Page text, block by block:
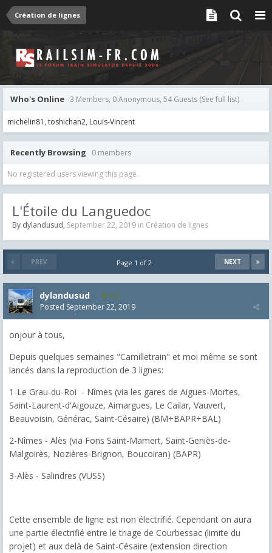
Création de lignes
Who's Online 3 Members, 0 Anonymous, 54 Guests (See full list)
michelin81 toshichan2 Louis-Vincent
Recently Browsing 0 members
No registered users viewing this page.
L'Étoile du Languedoc
By dylandusud, September 22, 2019 in Création de lignes
PREV NEXT
Page 1 of 2
dylandusud 121
Posted September 22, 2019
onjour à tous,
Depuis quelques semaines "Camilletrain" et moi même se sont
lancés dans la reproduction de 3 lignes:
1-Le Grau-du-Roi - Nîmes (via les gares de Aigues-Mortes,
Saint-Laurent-d'Aigouze, Aimargues, Le Cailar, Vauvert,
Beauvoisin, Générac, Saint-Césaire) (BM+BAPR+BAL)
2-Nîmes - Alès (via Fons Saint-Mamert, Saint-Geniès-de-
Malgoirès, Nozières-Brignon, Boucoiran) (BAPR)
3-Alès - Salindres (VUSS)
Cette ensemble de ligne est non électrifié. Cependant on aura
une partie électrifié entre le triage de Courbessac (limite du
projet) et aux delà de Saint-Césaire (extension direction